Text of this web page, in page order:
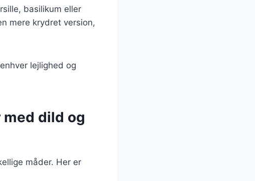
basilikum eller
mere krydret version,
lejlighed og
dild og
måder. Her er